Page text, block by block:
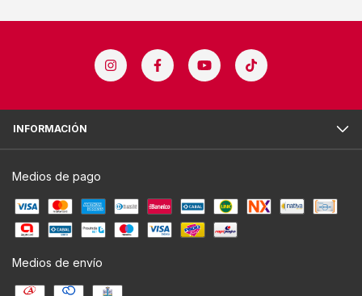
INFORMACIÓN
Medios de pago
Medios de envío